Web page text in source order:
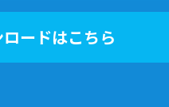
ードはこちら